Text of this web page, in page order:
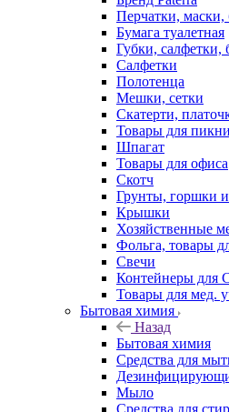
Перчатки,
Бумага туалетная
Губки, салфетки,
Салфетки
Полотенца
Мешки, сетки
Скатерти,
Товары для
Шпагат
Товары для офиса
Скотч
Грунты, горшки
Крышки
Хозяйственные
Фольга, товары
Свечи
Контейнеры для
Товары для мед.
Бытовая химия
Назад
Бытовая химия
Средства для
Мыло
Средства для